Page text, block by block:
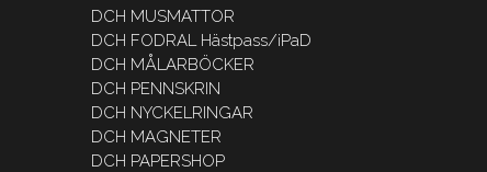
DCH MUSMATTOR
DCH FODRAL Hästpass/iPaD
DCH MÅLARBÖCKER
DCH PENNSKRIN
DCH NYCKELRINGAR
DCH MAGNETER
DCH PAPERSHOP